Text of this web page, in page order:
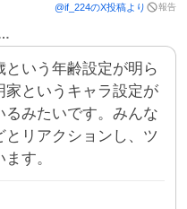
@if_224のX投稿より 報告
という年齢設定が明ら
家というキャラ設定が
みたいです。みんな
とリアクションし、ツ
す。